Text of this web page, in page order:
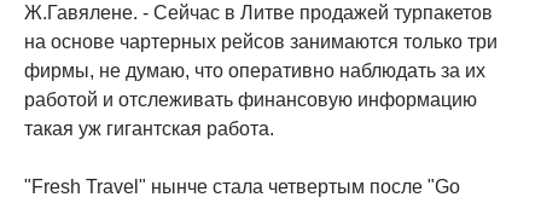
Ж.Гавялене. - Сейчас в Литве продажей турпакетов
на основе чартерных рейсов занимаются только три
фирмы, не думаю, что оперативно наблюдать за их
работой и отслеживать финансовую информацию
такая уж гигантская работа.
"Fresh Travel" нынче стала четвертым после "Go